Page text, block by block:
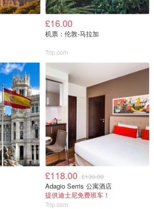
£16.00
机票：伦敦-马拉加
Trip.com
£118.00 £130.00
Adagio Serris 公寓酒店
提供迪士尼免费班车！
Trip.com